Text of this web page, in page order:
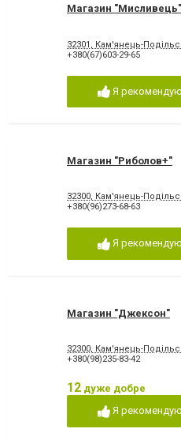
Магазин "Мисливець"
32301, Кам'янець-
+380(67)603-29-65
Я рекомендую
Магазин "Риболов+"
32300, Кам'янець-
+380(96)273-68-63
Я рекомендую
Магазин "Джексон"
32300, Кам'янець-
+380(98)235-83-42
12 дуже добре
Я рекомендую